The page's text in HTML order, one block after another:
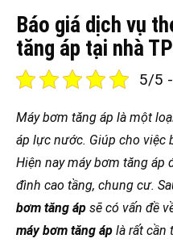
Báo giá dịch vụ
tăng áp tại nhà
5/5
Máy bơm tăng áp là một
áp lực nước. Giúp cho việc
Hiện nay máy bơm tăng
đình cao tầng, chung cư.
bơm tăng áp sẽ có vấn đề
máy bơm tăng áp là rất cần